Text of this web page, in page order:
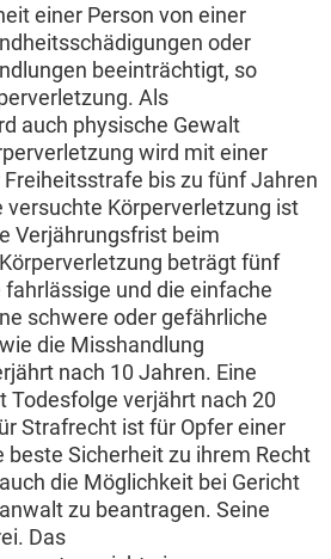
einer Person von einer
oder
beeinträchtigt, so
Als
auch physische Gewalt
wird mit einer
bis zu fünf Jahren
versuchte Körperverletzung ist
Verjährungsfrist beim
beträgt fünf
und die einfache
schwere oder gefährliche
die Misshandlung
nach 10 Jahren. Eine
Todesfolge verjährt nach 20
Strafrecht ist für Opfer einer
beste Sicherheit zu ihrem Recht
die Möglichkeit bei Gericht
zu beantragen. Seine
Das